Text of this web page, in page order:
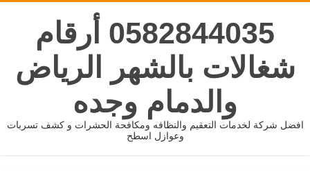
0582844035 أرقام
شغالات بالشهر الرياض
والدمام وجده
افضل شركة لخدمات التعقيم والنظافه ومكافحة الحشرات و كشف تسربات
وعوازل اسطح